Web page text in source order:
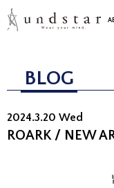
BLOG
2024.3.20 Wed
ROARK / NEW